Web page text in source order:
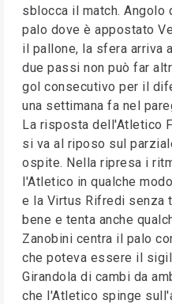
sblocca il match.
palo dove è appostato
il pallone, la sfera arriva
due passi non può far
gol consecutivo per il
una settimana fa nel
La risposta dell'Atletico
si va al riposo sul
ospite. Nella ripresa i
l'Atletico in qualche
e la Virtus Rifredi senza
bene e tenta anche
Zanobini centra il palo
che poteva essere il
Girandola di cambi da
che l'Atletico spinge